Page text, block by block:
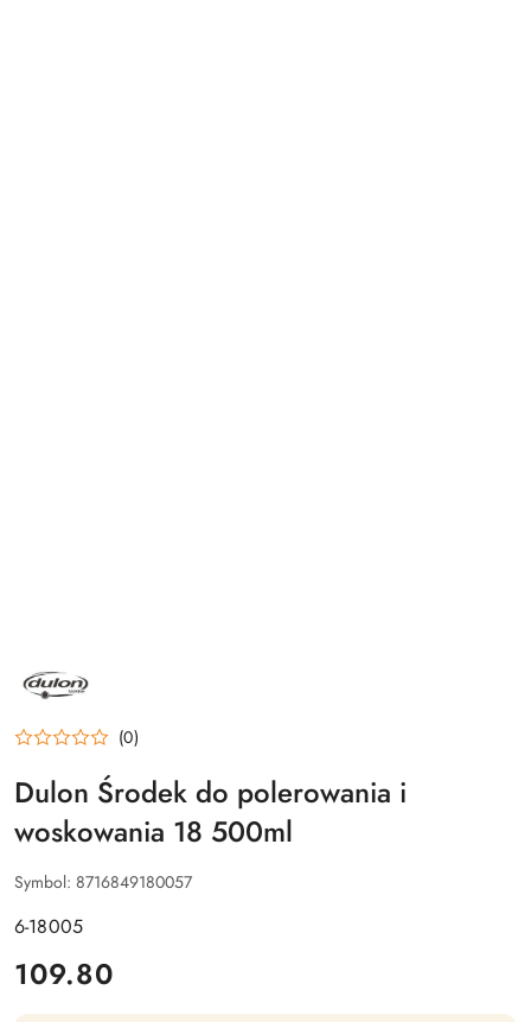
PRODUCENTA:
DULON
(0)
Dulon Środek do polerowania i
woskowania 18 500ml
Symbol: 8716849180057
6-18005
cena:
109.80